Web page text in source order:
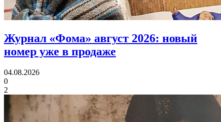
Журнал «Фома» август 2026: новый
номер уже в продаже
04.08.2026
0
2